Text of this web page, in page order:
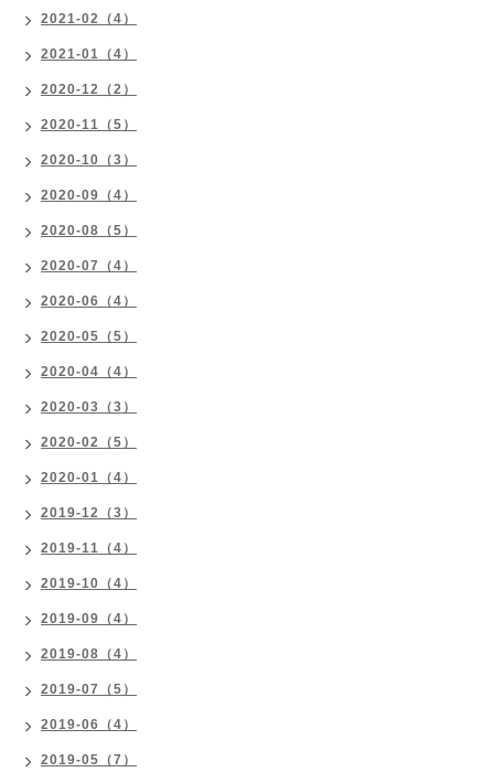
2021-02（4）
2021-01（4）
2020-12（2）
2020-11（5）
2020-10（3）
2020-09（4）
2020-08（5）
2020-07（4）
2020-06（4）
2020-05（5）
2020-04（4）
2020-03（3）
2020-02（5）
2020-01（4）
2019-12（3）
2019-11（4）
2019-10（4）
2019-09（4）
2019-08（4）
2019-07（5）
2019-06（4）
2019-05（7）